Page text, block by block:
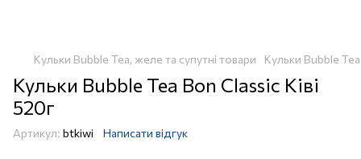
Кульки Bubble Tea, желе та супутні товари Кульки Bubble Tea
Кульки Bubble Tea Bon Classic Ківі
520г
Артикул: btkiwi Написати відгук